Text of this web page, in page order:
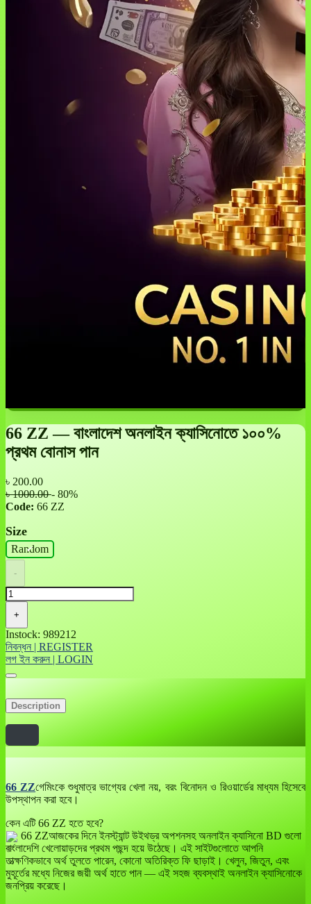
66 ZZ — বাংলাদেশ অনলাইন ক্যাসিনোতে ১০০%
প্রথম বোনাস পান
৳ 200.00
৳ 1000.00- 80%
Code: 66 ZZ
Size
Random
-
+
Instock: 989212
নিবন্ধন | REGISTER
লগ ইন করুন | LOGIN
Description
66 ZZগেমিংকে শুধুমাত্র ভাগ্যের খেলা নয়, বরং বিনোদন ও রিওয়ার্ডের মাধ্যম হিসেবে
উপস্থাপন করা হবে।
কেন এটি 66 ZZ হতে হবে?
66 ZZআজকের দিনে ইনস্ট্যান্ট উইথড্র অপশনসহ অনলাইন ক্যাসিনো BD গুলো
বাংলাদেশি খেলোয়াড়দের প্রথম পছন্দ হয়ে উঠেছে। এই সাইটগুলোতে আপনি
তাত্ক্ষণিকভাবে অর্থ তুলতে পারেন, কোনো অতিরিক্ত ফি ছাড়াই। খেলুন, জিতুন, এবং
মুহূর্তের মধ্যে নিজের জয়ী অর্থ হাতে পান — এই সহজ ব্যবস্থাই অনলাইন ক্যাসিনোকে
জনপ্রিয় করেছে।